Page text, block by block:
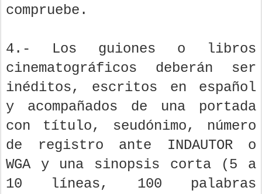
compruebe.
4.- Los guiones o libros
cinematográficos deberán ser
inéditos, escritos en español
y acompañados de una portada
con título, seudónimo, número
de registro ante INDAUTOR o
WGA y una sinopsis corta (5 a
10 líneas, 100 palabras